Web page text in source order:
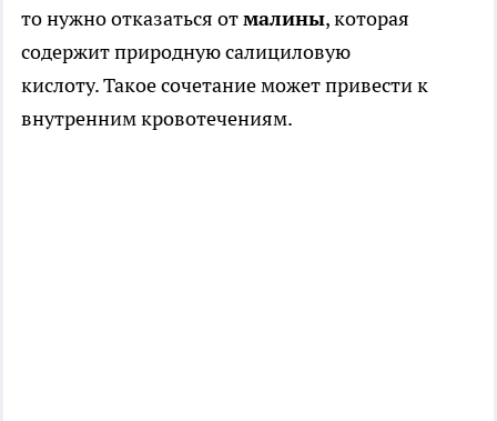
то нужно отказаться отмалины, которая
содержит природную салициловую
кислоту. Такое сочетание может привести к
внутренним кровотечениям.